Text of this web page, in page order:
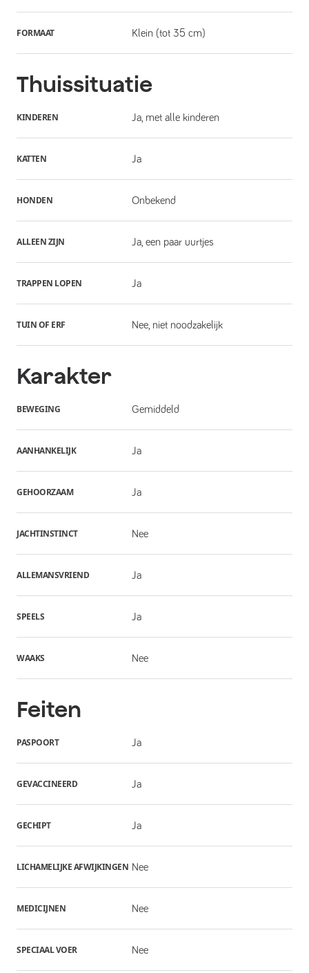
FORMAAT Klein (tot 35 cm)
Thuissituatie
KINDEREN Ja, met alle kinderen
KATTEN Ja
HONDEN Onbekend
ALLEEN ZIJN Ja, een paar uurtjes
TRAPPEN LOPEN Ja
TUIN OF ERF Nee, niet noodzakelijk
Karakter
BEWEGING Gemiddeld
AANHANKELIJK Ja
GEHOORZAAM Ja
JACHTINSTINCT Nee
ALLEMANSVRIEND Ja
SPEELS Ja
WAAKS Nee
Feiten
PASPOORT Ja
GEVACCINEERD Ja
GECHIPT Ja
LICHAMELIJKE AFWIJKINGEN Nee
MEDICIJNEN Nee
SPECIAAL VOER Nee